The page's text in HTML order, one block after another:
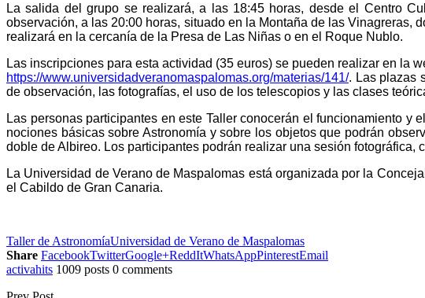
La salida del grupo se realizará, a las 18:45 horas, desde el Centro
observación, a las 20:00 horas, situado en la Montaña de las Vinagreras,
realizará en la cercanía de la Presa de Las Niñas o en el Roque Nublo.
Las inscripciones para esta actividad (35 euros) se pueden realizar en la
https://www.universidadveranomaspalomas.org/materias/141/. Las plazas
de observación, las fotografías, el uso de los telescopios y las clases
Las personas participantes en este Taller conocerán el funcionamiento y
nociones básicas sobre Astronomía y sobre los objetos que podrán
doble de Albireo. Los participantes podrán realizar una sesión fotográfica,
La Universidad de Verano de Maspalomas está organizada por la
el Cabildo de Gran Canaria.
Taller de AstronomíaUniversidad de Verano de Maspalomas
Share FacebookTwitterGoogle+ReddItWhatsAppPinterestEmail
activahits 1009 posts 0 comments